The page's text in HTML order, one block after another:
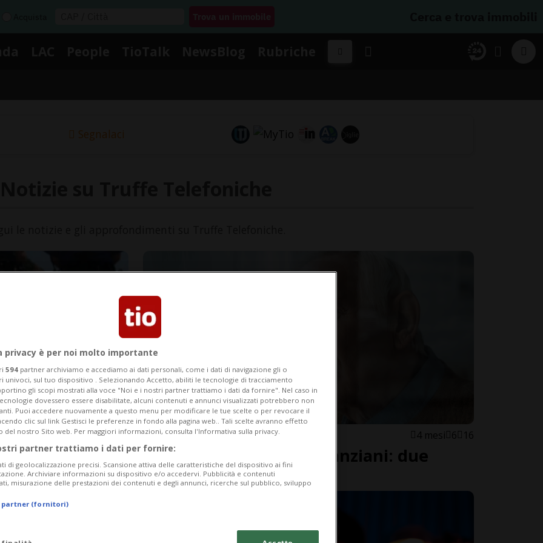
Segnalaci
1 mese 11
un milione di
CANTONE 4 mesi 6 16
Truffe telefoniche agli anziani: due
arresti
privacy è per noi molto importante
594 partner archiviamo e accediamo ai dati personali, come i dati di navigazione gli o
univoci, sul tuo dispositivo . Selezionando Accetto, abiliti le tecnologie di tracciamento
gli scopi mostrati alla voce "Noi e i nostri partner trattiamo i dati da fornire". Nel caso in
dovessero essere disabilitate, alcuni contenuti e annunci visualizzati potrebbero non
Puoi accedere nuovamente a questo menu per modificare le tue scelte o per revocare il
clic sul link Gestisci le preferenze in fondo alla pagina web.. Tali scelte avranno effetto
del nostro Sito web. Per maggiori informazioni, consulta l'Informativa sulla privacy.
partner trattiamo i dati per fornire:
di geolocalizzazione precisi. Scansione attiva delle caratteristiche del dispositivo ai fini
Archiviare informazioni su dispositivo e/o accedervi. Pubblicità e contenuti
misurazione delle prestazioni dei contenuti e degli annunci, ricerche sul pubblico, sviluppo
partner (fornitori)